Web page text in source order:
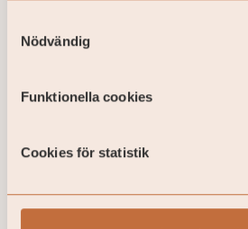
Nödvändig
Funktionella cookies
Cookies för statistik